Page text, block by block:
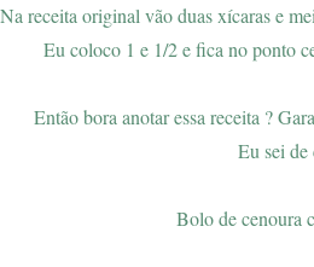
Na receita original vão duas xícaras e
Eu coloco 1 e 1/2 e fica no ponto
Então bora anotar essa receita ?
Eu sei de
Bolo de cenoura